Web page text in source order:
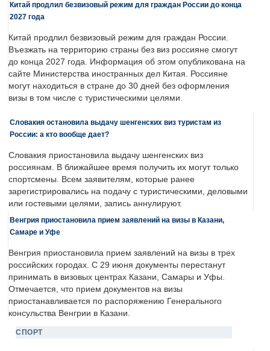
Китай продлил безвизовый режим для граждан России до конца
2027 года
Китай продлил безвизовый режим для граждан России.
Въезжать на территорию страны без виз россияне смогут
до конца 2027 года. Информация об этом опубликована на
сайте Министерства иностранных дел Китая. Россияне
могут находиться в стране до 30 дней без оформления
визы в том числе с туристическими целями.
Словакия остановила выдачу шенгенских виз туристам из
России: а кто вообще дает?
Словакия приостановила выдачу шенгенских виз
россиянам. В ближайшее время получить их могут только
спортсмены. Всем заявителям, которые ранее
зарегистрировались на подачу с туристическими, деловыми
или гостевыми целями, запись аннулируют.
Венгрия приостановила прием заявлений на визы в Казани,
Самаре и Уфе
Венгрия приостановила прием заявлений на визы в трех
российских городах. С 29 июня документы перестанут
принимать в визовых центрах Казани, Самары и Уфы.
Отмечается, что прием документов на визы
приостанавливается по распоряжению Генерального
консульства Венгрии в Казани.
СПОРТ